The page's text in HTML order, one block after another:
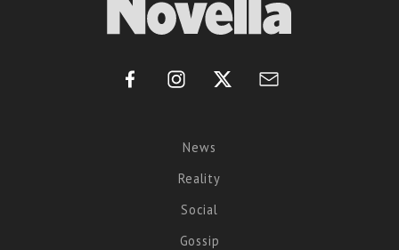
News
Reality
Social
Gossip